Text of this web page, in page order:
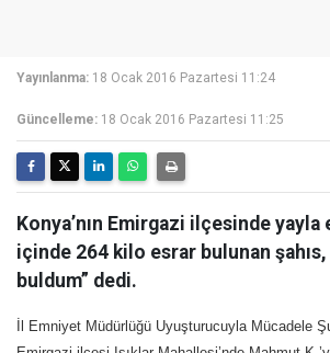
Yayınlanma: 18 Ocak 2016 Pazartesi 11:24
Güncelleme: 18 Ocak 2016 Pazartesi 11:25
Konya’nın Emirgazi ilçesinde
içinde 264 kilo esrar bulunan
buldum” dedi.
İl Emniyet Müdürlüğü Uyuşturucuyla Mücadele